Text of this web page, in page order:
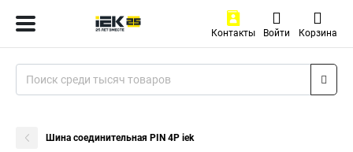
Контакты Войти Корзина
Шина соединительная PIN 4P iek